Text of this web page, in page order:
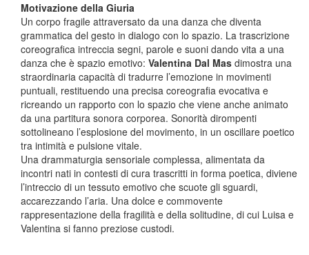
Motivazione della Giuria
Un corpo fragile attraversato da una danza che diventa
grammatica del gesto in dialogo con lo spazio. La trascrizione
coreografica intreccia segni, parole e suoni dando vita a una
danza che è spazio emotivo: Valentina Dal Mas dimostra una
straordinaria capacità di tradurre l’emozione in movimenti
puntuali, restituendo una precisa coreografia evocativa e
ricreando un rapporto con lo spazio che viene anche animato
da una partitura sonora corporea. Sonorità dirompenti
sottolineano l’esplosione del movimento, in un oscillare poetico
tra intimità e pulsione vitale.
Una drammaturgia sensoriale complessa, alimentata da
incontri nati in contesti di cura trascritti in forma poetica, diviene
l’intreccio di un tessuto emotivo che scuote gli sguardi,
accarezzando l’aria. Una dolce e commovente
rappresentazione della fragilità e della solitudine, di cui Luisa e
Valentina si fanno preziose custodi.